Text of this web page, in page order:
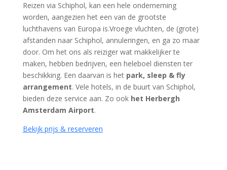
Reizen via Schiphol, kan een hele onderneming
worden, aangezien het een van de grootste
luchthavens van Europa is.Vroege vluchten, de (grote)
afstanden naar Schiphol, annuleringen, en ga zo maar
door. Om het ons als reiziger wat makkelijker te
maken, hebben bedrijven, een heleboel diensten ter
beschikking. Een daarvan is het park, sleep & fly
arrangement. Vele hotels, in de buurt van Schiphol,
bieden deze service aan. Zo ook het Herbergh
Amsterdam Airport.
Bekijk prijs & reserveren